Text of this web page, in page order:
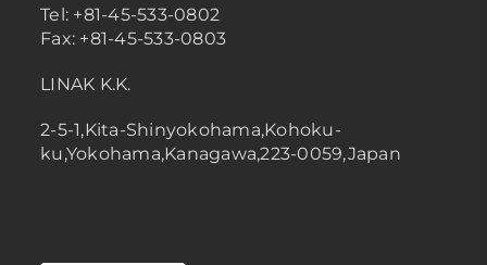
Tel: +81-45-533-0802
Fax: +81-45-533-0803
LINAK K.K.
2-5-1,Kita-Shinyokohama,Kohoku-
ku,Yokohama,Kanagawa,223-0059,Japan